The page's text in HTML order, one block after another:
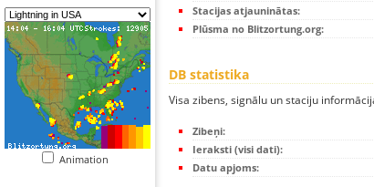
Animation
Stacijas atjauninātas:
Plūsma no Blitzortung.org:
DB statistika
Visa zibens, signālu un staciju
Zibeņi:
Ieraksti (visi dati):
Datu apjoms: